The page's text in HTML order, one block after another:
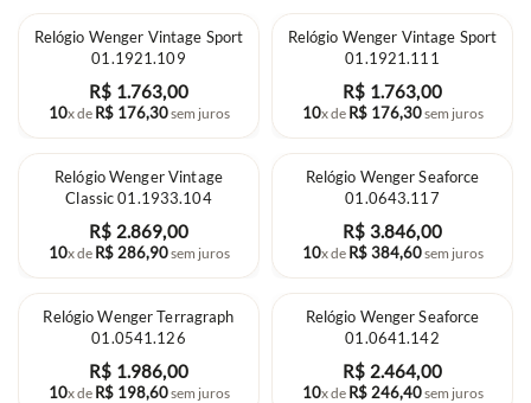
Relógio Wenger Vintage Sport
01.1921.109
R$ 1.763,00
10x de R$ 176,30sem juros
Relógio Wenger Vintage Sport
01.1921.111
R$ 1.763,00
10x de R$ 176,30sem juros
Relógio Wenger Vintage
Classic 01.1933.104
R$ 2.869,00
10x de R$ 286,90sem juros
Relógio Wenger Seaforce
01.0643.117
R$ 3.846,00
10x de R$ 384,60sem juros
Relógio Wenger Terragraph
01.0541.126
R$ 1.986,00
10x de R$ 198,60sem juros
Relógio Wenger Seaforce
01.0641.142
R$ 2.464,00
10x de R$ 246,40sem juros